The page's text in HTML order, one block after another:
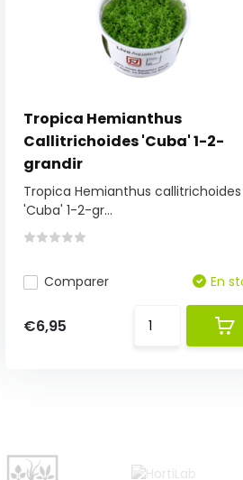
Tropica Hemianthus
Callitrichoides 'Cuba' 1-2-
grandir
Tropica Hemianthus callitrichoides
'Cuba' 1-2-gr...
Comparer En
€6,95